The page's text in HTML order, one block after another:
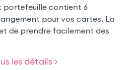
portefeuille contient 6
pour vos cartes. La
de prendre facilement des
les détails >